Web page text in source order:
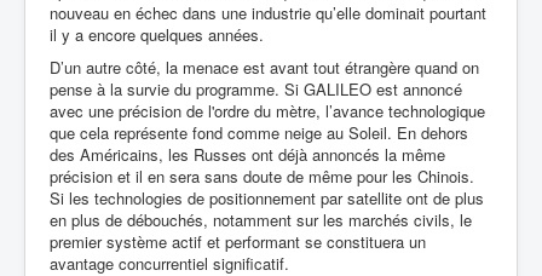
nouveau en échec dans une industrie qu’elle dominait pourtant
il y a encore quelques années.
D’un autre côté, la menace est avant tout étrangère quand on
pense à la survie du programme. Si GALILEO est annoncé
avec une précision de l'ordre du mètre, l’avance technologique
que cela représente fond comme neige au Soleil. En dehors
des Américains, les Russes ont déjà annoncés la même
précision et il en sera sans doute de même pour les Chinois.
Si les technologies de positionnement par satellite ont de plus
en plus de débouchés, notamment sur les marchés civils, le
premier système actif et performant se constituera un
avantage concurrentiel significatif.